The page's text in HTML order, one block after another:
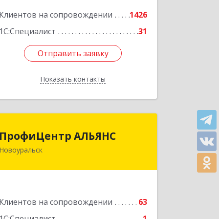
Клиентов на сопровождении
1426
1С:Специалист
31
Отправить заявку
Показать контакты
Подробнее
Отправить заявку
Назад
ПрофиЦентр АЛЬЯНС
Новоуральск
Клиентов на сопровождении
63
Подробнее